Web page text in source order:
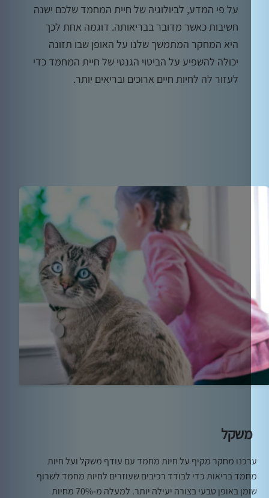
על פי המדע, לביולוגיה של חיית המחמד שלכם ישנה
חשיבות כאשר מדובר בבריאותה. דוגמה אחת לכך
היא המחקר המתמשך שלנו על האופן שבו תזונה
יכולה להשפיע על הביטוי הגנטי של חיית המחמד כדי
לעזור לה לחיות חיים ארוכים ובריאים יותר.
מחקר מקיף על חיות מחמד עם עודף משקל ועל חיות
בריאות כדי לבודד רכיבים שעוזרים לחיות מחמד לשרוף
שומן באופן טבעי בצורה יעילה יותר. למעלה מ-70% מחיות